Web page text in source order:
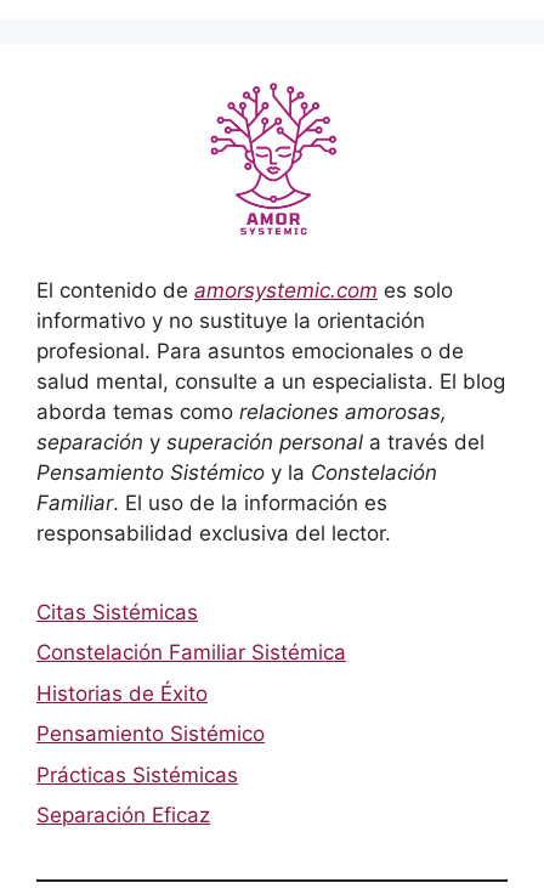
El contenido de amorsystemic.com es solo
informativo y no sustituye la orientación
profesional. Para asuntos emocionales o de
salud mental, consulte a un especialista. El blog
aborda temas como relaciones amorosas,
separación y superación personal a través del
Pensamiento Sistémico y la Constelación
Familiar. El uso de la información es
responsabilidad exclusiva del lector.
Citas Sistémicas
Constelación Familiar Sistémica
Historias de Éxito
Pensamiento Sistémico
Prácticas Sistémicas
Separación Eficaz